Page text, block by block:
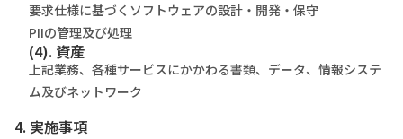
要求仕様に基づくソフトウェアの設計・開発・保守
PIIの管理及び処理
(4). 資産
上記業務、各種サービスにかかわる書類、データ、情報システ
ム及びネットワーク
4. 実施事項